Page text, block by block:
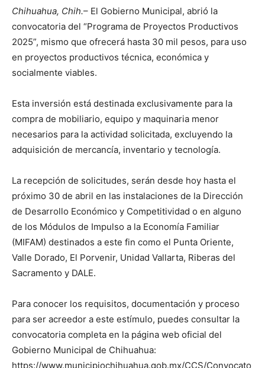
Chihuahua, Chih.– El Gobierno Municipal, abrió la
convocatoria del “Programa de Proyectos Productivos
2025”, mismo que ofrecerá hasta 30 mil pesos, para uso
en proyectos productivos técnica, económica y
socialmente viables.
Esta inversión está destinada exclusivamente para la
compra de mobiliario, equipo y maquinaria menor
necesarios para la actividad solicitada, excluyendo la
adquisición de mercancía, inventario y tecnología.
La recepción de solicitudes, serán desde hoy hasta el
próximo 30 de abril en las instalaciones de la Dirección
de Desarrollo Económico y Competitividad o en alguno
de los Módulos de Impulso a la Economía Familiar
(MIFAM) destinados a este fin como el Punta Oriente,
Valle Dorado, El Porvenir, Unidad Vallarta, Riberas del
Sacramento y DALE.
Para conocer los requisitos, documentación y proceso
para ser acreedor a este estímulo, puedes consultar la
convocatoria completa en la página web oficial del
Gobierno Municipal de Chihuahua:
https://www.municipiochihuahua.gob.mx/CCS/Convocato